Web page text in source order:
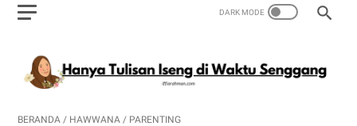
BERANDA / HAWWANA / PARENTING